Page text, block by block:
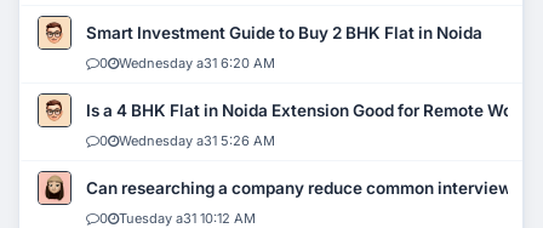
Smart Investment Guide to Buy 2 BHK Flat in Noida
0 Wednesday a31 6:20 AM
Is a 4 BHK Flat in Noida Extension Good for Remote Work?
0 Wednesday a31 5:26 AM
Can researching a company reduce common interview
0 Tuesday a31 10:12 AM